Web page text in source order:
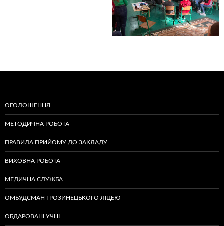
ОГОЛОШЕННЯ
МЕТОДИЧНА РОБОТА
ПРАВИЛА ПРИЙОМУ ДО ЗАКЛАДУ
ВИХОВНА РОБОТА
МЕДИЧНА СЛУЖБА
ОМБУДСМАН ГРОЗИНЕЦЬКОГО ЛІЦЕЮ
ОБДАРОВАНІ УЧНІ